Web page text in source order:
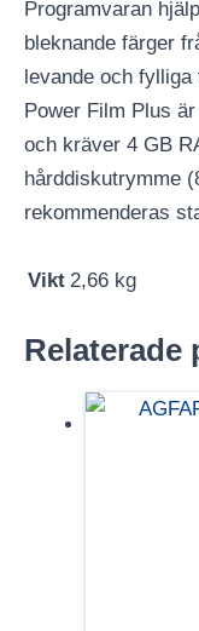
Programvaran
bleknande färger
levande och
Power Film Plus
och kräver 4 GB
hårddiskutrymme
rekommenderas
Vikt 2,66 kg
Relaterade